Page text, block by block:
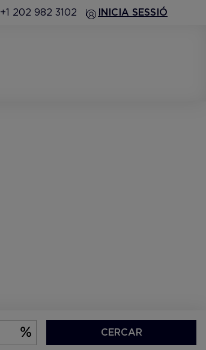
+1 202 982 3102 INICIA SESSIÓ
CERCAR